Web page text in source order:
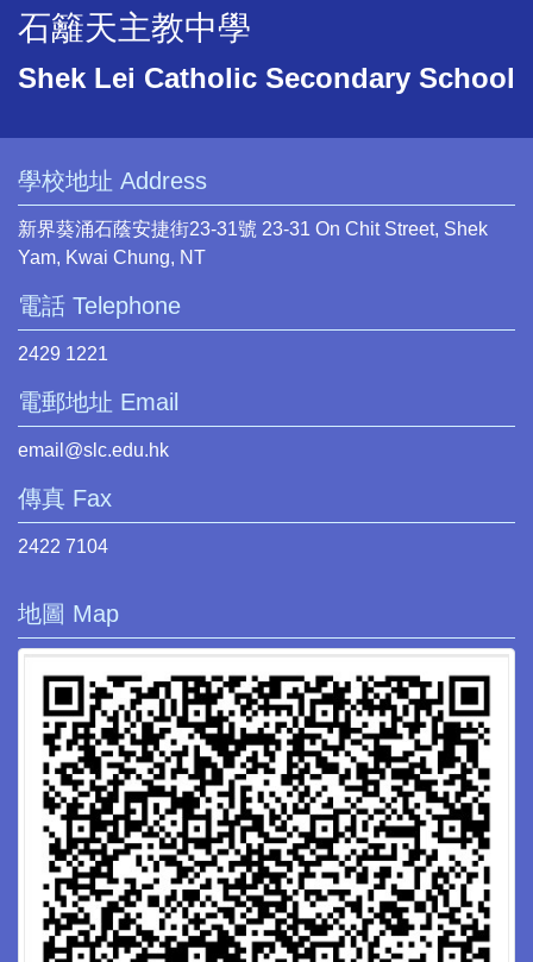
石籬天主教中學
Shek Lei Catholic Secondary School
學校地址 Address
新界葵涌石蔭安捷街23-31號 23-31 On Chit Street, Shek
Yam, Kwai Chung, NT
電話 Telephone
2429 1221
電郵地址 Email
email@slc.edu.hk
傳真 Fax
2422 7104
地圖 Map